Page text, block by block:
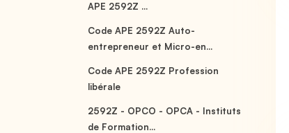
APE 2592Z ...
Code APE 2592Z Auto-
entrepreneur et Micro-en...
Code APE 2592Z Profession
libérale
2592Z - OPCO - OPCA - Instituts
de Formation...